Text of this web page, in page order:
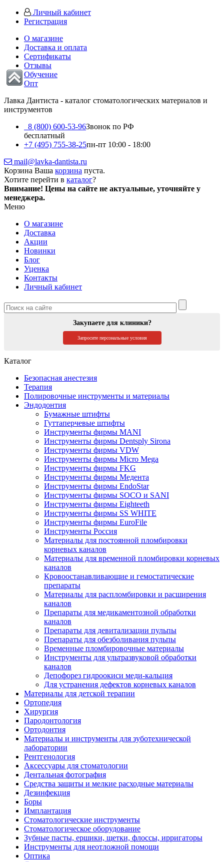
Личный кабинет
Регистрация
О магазине
Доставка и оплата
Сертификаты
Отзывы
Обучение
Опт
Лавка Дантиста - каталог стоматологических материалов и
инструментов
8 (800) 600-53-96Звонок по РФ
бесплатный
+7 (495) 755-38-25пн-пт 10:00 - 18:00
mail@lavka-dantista.ru
Корзина Ваша корзина пуста.
Хотите перейти в каталог?
Внимание! Цены на сайте не актуальные, уточняйте у
менеджера.
Меню
О магазине
Доставка
Акции
Новинки
Блог
Уценка
Контакты
Личный кабинет
Закупаете для клиники?
Запросите персональные условия
Каталог
Безопасная анестезия
Терапия
Полировочные инструменты и материалы
Эндодонтия
Бумажные штифты
Гуттаперчевые штифты
Инструменты фирмы MANI
Инструменты фирмы Dentsply Sirona
Инструменты фирмы VDW
Инструменты фирмы Micro Mega
Инструменты фирмы FKG
Инструменты фирмы Медента
Инструменты фирмы EndoStar
Инструменты фирмы SOCO и SANI
Инструменты фирмы Eighteeth
Инструменты фирмы SS WHITE
Инструменты фирмы EuroFile
Инструменты Россия
Материалы для постоянной пломбировки
корневых каналов
Материалы для временной пломбировки корневых
каналов
Кровоостанавливающие и гемостатические
препараты
Материалы для распломбировки и расширения
каналов
Препараты для медикаментозной обработки
каналов
Препараты для девитализации пульпы
Препараты для обезболивания пульпы
Временные пломбировочные материалы
Инструменты для ультразвуковой обработки
каналов
Депофорез гидроокиси меди-кальция
Для устранения дефектов корневых каналов
Материалы для детской терапии
Ортопедия
Хирургия
Пародонтология
Ортодонтия
Материалы и инструменты для зуботехнической
лаборатории
Рентгенология
Аксессуары для стоматологии
Дентальная фотография
Средства защиты и мелкие расходные материалы
Дезинфекция
Боры
Имплантация
Стоматологические инструменты
Стоматологическое оборудование
Зубные пасты, ершики, щетки, флоссы, ирригаторы
Инструменты для неотложной помощи
Оптика